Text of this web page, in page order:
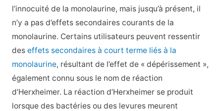
l’innocuité de la monolaurine, mais jusqu’à présent, il
n’y a pas d’effets secondaires courants de la
monolaurine. Certains utilisateurs peuvent ressentir
des effets secondaires à court terme liés à la
monolaurine, résultant de l’effet de « dépérissement »,
également connu sous le nom de réaction
d’Herxheimer. La réaction d’Herxheimer se produit
lorsque des bactéries ou des levures meurent